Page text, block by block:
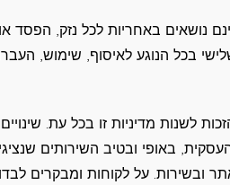
נושאים באחריות לכל נזק, הפסד
בכל הנוגע לאיסוף, שימוש,
לשנות מדיניות זו בכל עת.
באופי ובטיב השירותים
ובשירות. על לקוחות ומבקרים